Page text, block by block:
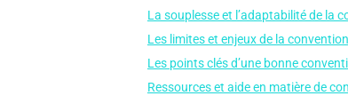
La souplesse et l’adaptabilité de la
Les limites et enjeux de la
Les points clés d’une bonne
Ressources et aide en matière de